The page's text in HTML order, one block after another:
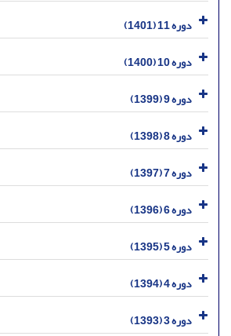
دوره 11 (1401)
دوره 10 (1400)
دوره 9 (1399)
دوره 8 (1398)
دوره 7 (1397)
دوره 6 (1396)
دوره 5 (1395)
دوره 4 (1394)
دوره 3 (1393)